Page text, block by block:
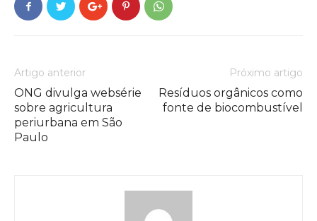
Artigo anterior
ONG divulga websérie
sobre agricultura
periurbana em São
Paulo
Próximo artigo
Resíduos orgânicos como
fonte de biocombustível